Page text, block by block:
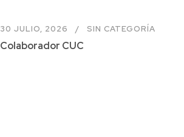
30 JULIO, 2026 SIN CATEGORÍA
Colaborador CUC